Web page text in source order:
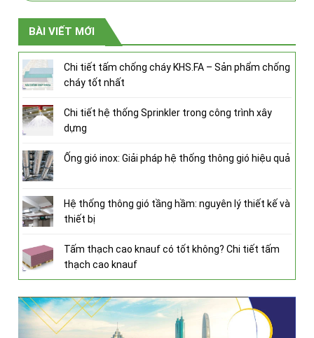
BÀI VIẾT MỚI
Chi tiết tấm chống cháy KHS.FA – Sản phẩm chống
cháy tốt nhất
Chi tiết hệ thống Sprinkler trong công trình xây
dựng
Ống gió inox: Giải pháp hệ thống thông gió hiệu quả
Hệ thống thông gió tầng hầm: nguyên lý thiết kế và
thiết bị
Tấm thạch cao knauf có tốt không? Chi tiết tấm
thạch cao knauf